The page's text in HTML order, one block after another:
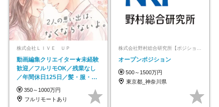
株式会社ＬＩＶＥ ＵＰ
動画編集クリエイター★未経験
歓迎／フルリモOK／残業なし
／年間休日125日／髪・服・ネ
イル自由／研修充実で安心
350～1000万円
フルリモートあり
オープンポジション
500～1500万円
東京都_神奈川県